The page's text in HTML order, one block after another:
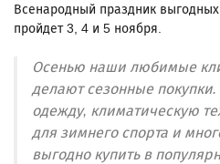
Всенародный праздник
пройдет 3, 4 и 5 ноября.
Осенью наши любимые
делают сезонные
одежду, климатическую
для зимнего спорта и
выгодно купить в